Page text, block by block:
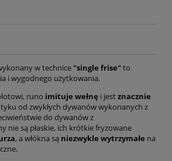
w technice "single frise"to
i wygodnego użytkowania.
runo imituje wełnę i jestznacznie
od zwykłych dywanów wykonanych z
do dywanów z
nie są płaskie, ich krótkie fryzowane
, a włókna są niezwykle wytrzymałe na